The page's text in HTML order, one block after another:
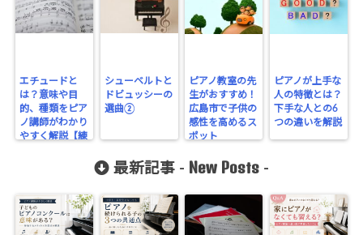
エチュードと
は？意味や目
的、種類をピア
ノ講師がわかり
やすく解説【練
シューベルトと
ドビュッシーの
選曲②
ピアノ教室の先
生がおすすめ！
広島市で子供の
感性を高めるス
ポット
ピアノが上手な
人の特徴とは？
下手な人との6
つの違いを解説
最新記事 - New Posts -